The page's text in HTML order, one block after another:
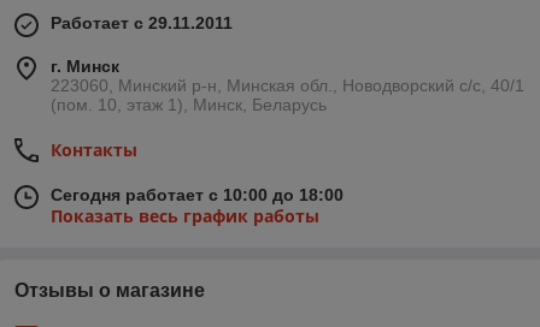
Работает с 29.11.2011
г. Минск
223060, Минский р-н, Минская обл., Новодворский с/с, 40/1
(пом. 10, этаж 1), Минск, Беларусь
Контакты
Сегодня работает с 10:00 до 18:00
Показать весь график работы
Отзывы о магазине